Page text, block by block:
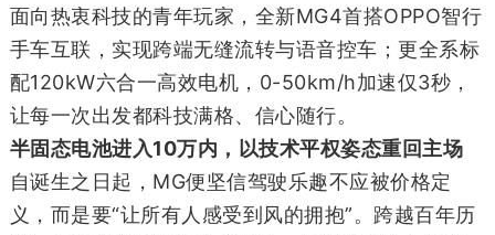
面向热衷科技的青年玩家，全新MG4首搭OPPO智行
手车互联，实现跨端无缝流转与语音控车；更全系标
配120kW六合一高效电机，0-50km/h加速仅3秒，
让每一次出发都科技满格、信心随行。
半固态电池进入10万内，以技术平权姿态重回主场
自诞生之日起，MG便坚信驾驶乐趣不应被价格定
义，而是要“让所有人感受到风的拥抱”。跨越百年历